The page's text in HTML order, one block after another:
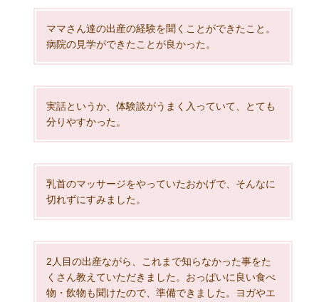
ママさん達の出産の経験を聞くことができたこと。
病院の見学ができたことが良かった。
実話というか、体験談がうまく入っていて、とても
分りやすかった。
乳首のマッサージをやっていたおかげで、そんなに
切れずにすみました。
2人目の出産ながら、これまで知らなかった事をた
くさん教えていただきました。おっぱいに良い食べ
物・飲物も聞けたので、準備できました。ヨガやエ